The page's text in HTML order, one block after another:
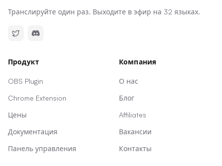
Транслируйте один раз. Выходите в эфир на 32 языках.
Продукт
OBS Plugin
Chrome Extension
Цены
Документация
Панель управления
Компания
О нас
Блог
Affiliates
Вакансии
Контакты